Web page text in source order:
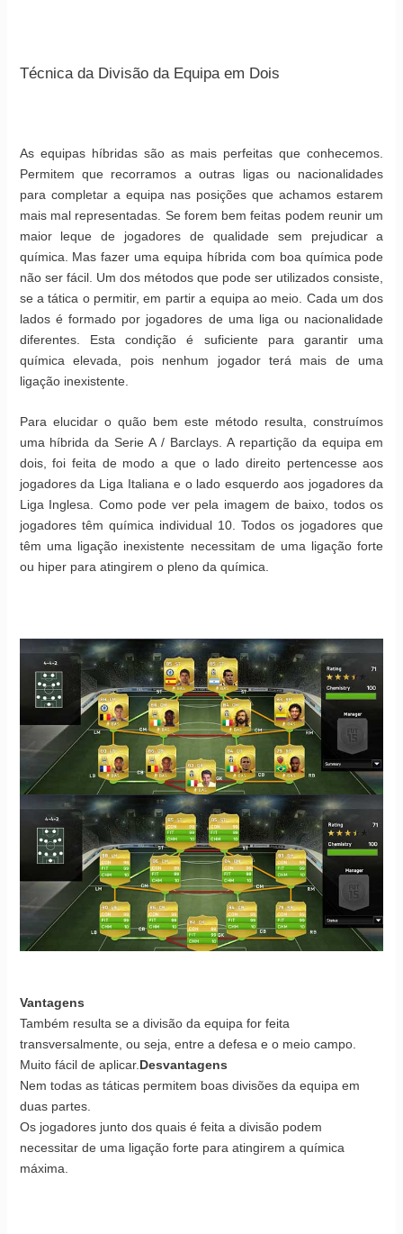
Técnica da Divisão da Equipa em Dois
As equipas híbridas são as mais perfeitas que conhecemos.
Permitem que recorramos a outras ligas ou nacionalidades
para completar a equipa nas posições que achamos estarem
mais mal representadas. Se forem bem feitas podem reunir um
maior leque de jogadores de qualidade sem prejudicar a
química. Mas fazer uma equipa híbrida com boa química pode
não ser fácil. Um dos métodos que pode ser utilizados consiste,
se a tática o permitir, em partir a equipa ao meio. Cada um dos
lados é formado por jogadores de uma liga ou nacionalidade
diferentes. Esta condição é suficiente para garantir uma
química elevada, pois nenhum jogador terá mais de uma
ligação inexistente.
Para elucidar o quão bem este método resulta, construímos
uma híbrida da Serie A / Barclays. A repartição da equipa em
dois, foi feita de modo a que o lado direito pertencesse aos
jogadores da Liga Italiana e o lado esquerdo aos jogadores da
Liga Inglesa. Como pode ver pela imagem de baixo, todos os
jogadores têm química individual 10. Todos os jogadores que
têm uma ligação inexistente necessitam de uma ligação forte
ou hiper para atingirem o pleno da química.
Vantagens
Também resulta se a divisão da equipa for feita
transversalmente, ou seja, entre a defesa e o meio campo.
Muito fácil de aplicar. Desvantagens
Nem todas as táticas permitem boas divisões da equipa em
duas partes.
Os jogadores junto dos quais é feita a divisão podem
necessitar de uma ligação forte para atingirem a química
máxima.